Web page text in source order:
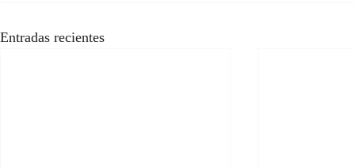
Entradas recientes